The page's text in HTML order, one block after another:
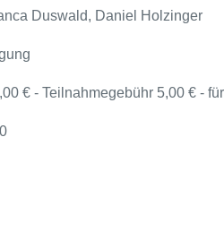
Duswald, Daniel Holzinger
€ - Teilnahmegebühr 5,00 € -